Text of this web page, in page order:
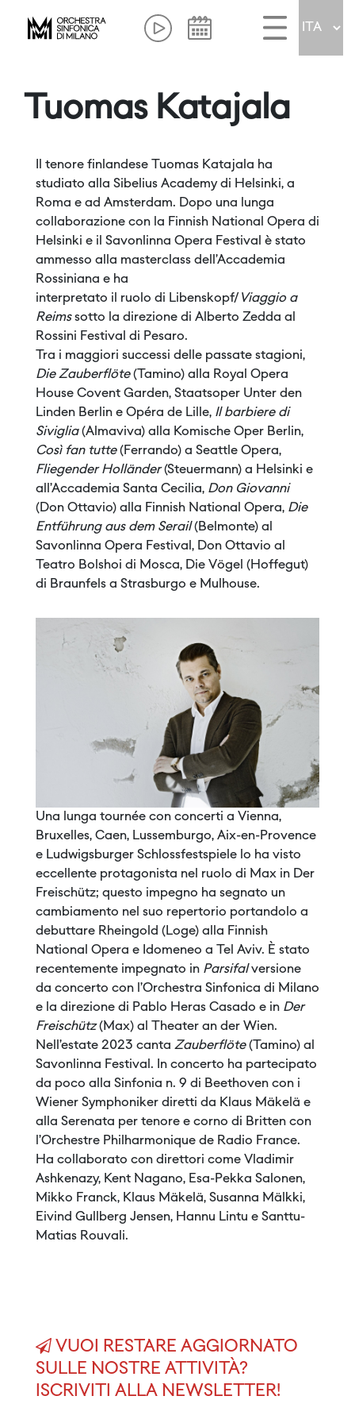
Tuomas Katajala
Il tenore finlandese Tuomas Katajala ha
studiato alla Sibelius Academy di Helsinki, a
Roma e ad Amsterdam. Dopo una lunga
collaborazione con la Finnish National Opera di
Helsinki e il Savonlinna Opera Festival è stato
ammesso alla masterclass dell’Accademia
Rossiniana e ha
interpretato il ruolo di Libenskopf/ Viaggio a
Reimssotto la direzione di Alberto Zedda al
Rossini Festival di Pesaro.
Tra i maggiori successi delle passate stagioni,
Die Zauberflöte(Tamino) alla Royal Opera
House Covent Garden, Staatsoper Unter den
Linden Berlin e Opéra de Lille, Il barbiere di
Siviglia(Almaviva) alla Komische Oper Berlin,
Così fan tutte(Ferrando) a Seattle Opera,
Fliegender Holländer(Steuermann) a Helsinki e
all’Accademia Santa Cecilia, Don Giovanni
(Don Ottavio) alla Finnish National Opera, Die
Entführung aus dem Serail(Belmonte) al
Savonlinna Opera Festival, Don Ottavio al
Teatro Bolshoi di Mosca, Die Vögel (Hoffegut)
di Braunfels a Strasburgo e Mulhouse.
Una lunga tournée con concerti a Vienna,
Bruxelles, Caen, Lussemburgo, Aix-en-Provence
e Ludwigsburger Schlossfestspiele lo ha visto
eccellente protagonista nel ruolo di Max in Der
Freischütz; questo impegno ha segnato un
cambiamento nel suo repertorio portandolo a
debuttare Rheingold (Loge) alla Finnish
National Opera e Idomeneo a Tel Aviv. È stato
recentemente impegnato in Parsifalversione
da concerto con l’Orchestra Sinfonica di Milano
e la direzione di Pablo Heras Casado e in Der
Freischütz(Max) al Theater an der Wien.
Nell’estate 2023 canta Zauberflöte(Tamino) al
Savonlinna Festival. In concerto ha partecipato
da poco alla Sinfonia n. 9 di Beethoven con i
Wiener Symphoniker diretti da Klaus Mäkelä e
alla Serenata per tenore e corno di Britten con
l’Orchestre Philharmonique de Radio France.
Ha collaborato con direttori come Vladimir
Ashkenazy, Kent Nagano, Esa-Pekka Salonen,
Mikko Franck, Klaus Mäkelä, Susanna Mälkki,
Eivind Gullberg Jensen, Hannu Lintu e Santtu-
Matias Rouvali.
VUOI RESTARE AGGIORNATO
SULLE NOSTRE ATTIVITÀ?
ISCRIVITI ALLA NEWSLETTER!